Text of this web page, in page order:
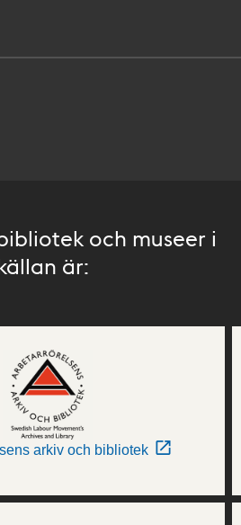
och museer i
är:
arkiv och bibliotek